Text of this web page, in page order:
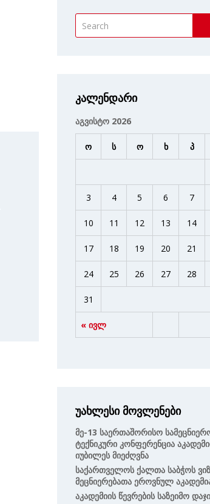
კალენდარი
აგვისტო 2026
ო ს ო ხ პ
« ივლ
3 4 5 6 7
10 11 12 13 14
17 18 19 20 21
24 25 26 27 28
31
უახლესი მოვლენები
Მე-13 Საერთაშორისო
Ტექნიკური Კონფერენცია
Იუბილეს Მიეძღვნა
Საქართველოს Ქალთა Საბჭოს
Მეცნიერებათა Ეროვნულ
Აკადემიის Წევრების Საზეიმო